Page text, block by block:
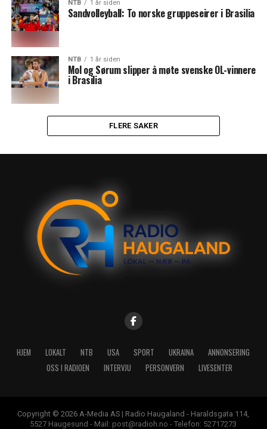
NTB 1 år siden
Sandvolleyball: To norske gruppeseirer i Brasilia
NTB 1 år siden
Mol og Sørum slipper å møte svenske OL-vinnere
i Brasilia
FLERE SAKER
HJEM LOKALT NTB USA SPORT UKRAINA
ANNONSERING
OSS I RADIOEN
INTERVJU PERSONVERN LIVESENTER
Copyright © 2026 A-Media AS | Radio Haugaland - Haraldsgata 114,
5527 Haugesund - Mail: post@radioh.no - Telefon: 52717273